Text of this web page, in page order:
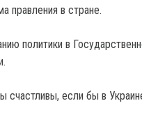
правления в стране.
политики в
счастливы, если бы в